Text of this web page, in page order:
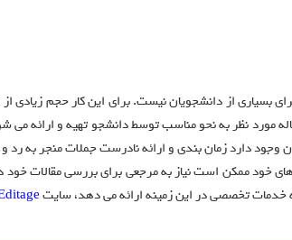
بسیاری از دانشجویان نیست. برای این کار حجم زیادی
دارد زمان بندی و ارائه نادرست جملات منجر به رد
خود ممکن است نیاز به مرجعی برای بررسی مقالات
خدمات تخصصی در این زمینه ارائه می دهد، سایت